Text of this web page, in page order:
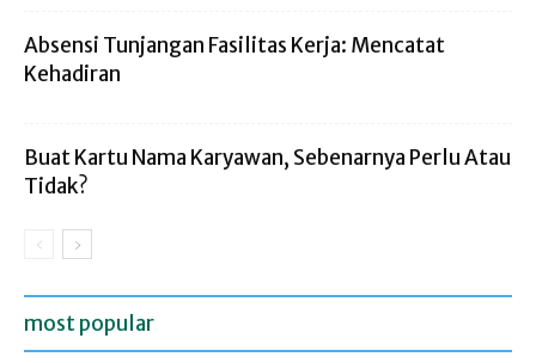
Absensi Tunjangan Fasilitas Kerja: Mencatat
Kehadiran
Buat Kartu Nama Karyawan, Sebenarnya Perlu Atau
Tidak?
most popular